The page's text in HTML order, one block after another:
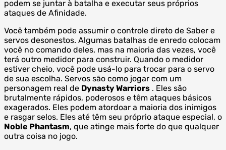
podem se juntar à batalha e executar seus próprios
ataques de Afinidade.
Você também pode assumir o controle direto de Saber e
servos desonestos. Algumas batalhas de enredo colocam
você no comando deles, mas na maioria das vezes, você
terá outro medidor para construir. Quando o medidor
estiver cheio, você pode usá-lo para trocar para o servo
de sua escolha. Servos são como jogar com um
personagem real de Dynasty Warriors . Eles são
brutalmente rápidos, poderosos e têm ataques básicos
exagerados. Eles podem atordoar a maioria dos inimigos
e rasgar selos. Eles até têm seu próprio ataque especial, o
Noble Phantasm, que atinge mais forte do que qualquer
outra coisa no jogo.